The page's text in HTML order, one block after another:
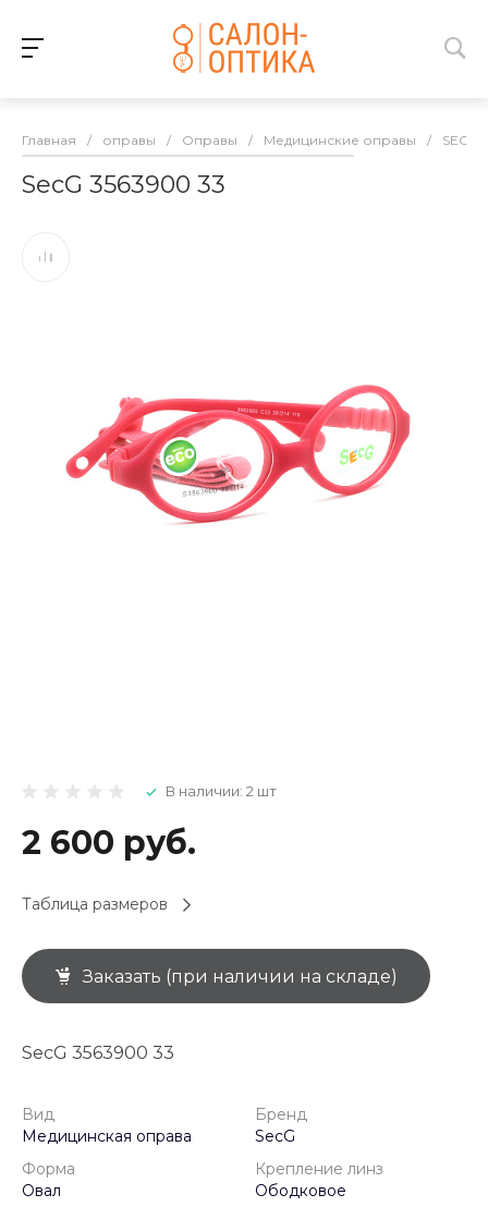
Главная / оправы / Оправы / Медицинские оправы / SECG
SecG 3563900 33
В наличии: 2 шт
2 600 руб.
Таблица размеров
Заказать (при наличии на складе)
SecG 3563900 33
Вид
Медицинская оправа
Бренд
SecG
Форма
Овал
Крепление линз
Ободковое